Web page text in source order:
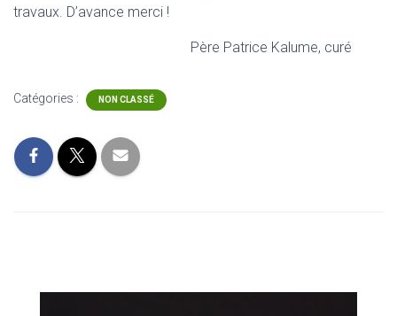
travaux. D’avance merci !
Père Patrice Kalume, curé
Catégories : NON CLASSÉ